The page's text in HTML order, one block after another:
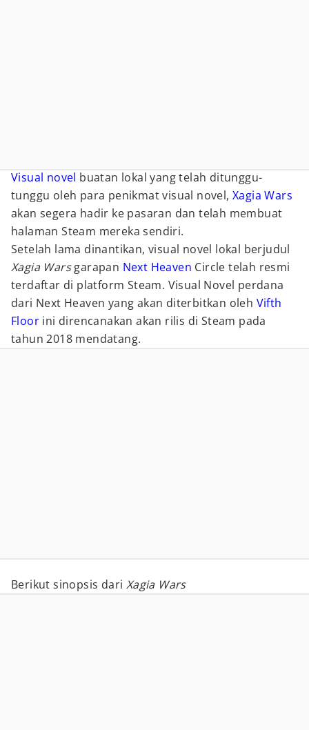
Visual novel buatan lokal yang telah ditunggu-
tunggu oleh para penikmat visual novel, Xagia Wars
akan segera hadir ke pasaran dan telah membuat
halaman Steam mereka sendiri.
Setelah lama dinantikan, visual novel lokal berjudul
Xagia Warsgarapan Next Heaven Circle telah resmi
terdaftar di platform Steam. Visual Novel perdana
dari Next Heaven yang akan diterbitkan oleh Vifth
Floor ini direncanakan akan rilis di Steam pada
tahun 2018 mendatang.
Berikut sinopsis dari Xagia Wars